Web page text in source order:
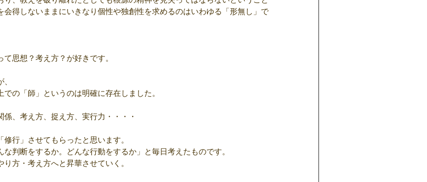
会得しないままにいきなり個性や独創性を求めるのはいわゆる「形無し」で
思想？考え方？が好きです。
での「師」というのは明確に存在しました。
、考え方、捉え方、実行力・・・・
行」させてもらったと思います。
な判断をするか。どんな行動をするか」と毎日考えたものです。
方・考え方へと昇華させていく。